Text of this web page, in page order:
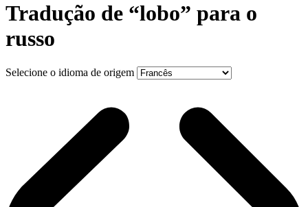
Tradução de “lobo” para o
russo
Selecione o idioma de origem